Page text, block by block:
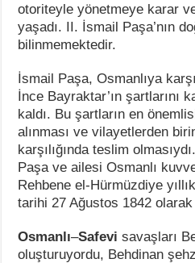
otoriteyle yönetmeye karar
yaşadı. II. İsmail Paşa’nın
bilinmemektedir.
İsmail Paşa, Osmanlıya
İnce Bayraktar’ın şartlarını
kaldı. Bu şartların en
alınması ve vilayetlerden
karşılığında teslim
Paşa ve ailesi Osmanlı
Rehbene el-Hürmüzdiye
tarihi 27 Ağustos 1842
Osmanlı–Safevi savaşları
oluşturuyordu, Behdinan